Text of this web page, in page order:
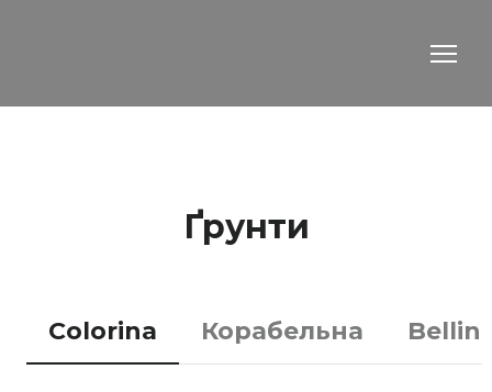
Ґрунти
Colorina Корабельна Bellini